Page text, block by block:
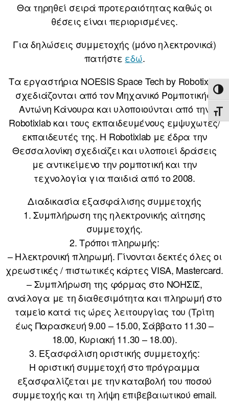
Θα τηρηθεί σειρά προτεραιότητας καθώς οι
θέσεις είναι περιορισμένες.
Για δηλώσεις συμμετοχής (μόνο ηλεκτρονικά)
πατήστε εδώ.
Τα εργαστήρια NOESIS Space Tech by Robotixlab
σχεδιάζονται από τον Μηχανικό Ρομποτικής,
Αντώνη Κάνουρα και υλοποιούνται από την
Robotixlab και τους εκπαιδευμένους εμψυχωτές/
εκπαιδευτές της. Η Robotixlab με έδρα την
Θεσσαλονίκη σχεδιάζει και υλοποιεί δράσεις
με αντικείμενο την ρομποτική και την
τεχνολογία για παιδιά από το 2008.
Διαδικασία εξασφάλισης συμμετοχής
1. Συμπλήρωση της ηλεκτρονικής αίτησης
συμμετοχής.
2. Τρόποι πληρωμής:
– Ηλεκτρονική πληρωμή. Γίνονται δεκτές όλες οι
χρεωστικές / πιστωτικές κάρτες VISA, Mastercard.
– Συμπλήρωση της φόρμας στο ΝΟΗΣΙΣ,
ανάλογα με τη διαθεσιμότητα και πληρωμή στο
ταμείο κατά τις ώρες λειτουργίας του (Τρίτη
έως Παρασκευή 9.00 – 15.00, Σάββατο 11.30 –
18.00, Κυριακή 11.30 – 18.00).
3. Εξασφάλιση οριστικής συμμετοχής:
Η οριστική συμμετοχή στο πρόγραμμα
εξασφαλίζεται με την καταβολή του ποσού
συμμετοχής και τη λήψη επιβεβαιωτικού email.